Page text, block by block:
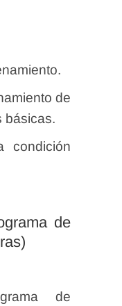
de
básicas.
condición
de
de